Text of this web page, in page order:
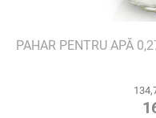
PAHAR PENTRU APĂ